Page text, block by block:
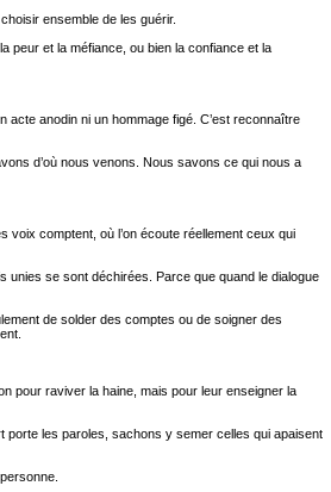
ensemble de les guérir.
peur et la méfiance, ou bien la confiance et la
acte anodin ni un hommage figé. C’est reconnaître
d’où nous venons. Nous savons ce qui nous a
comptent, où l’on écoute réellement ceux qui
unies se sont déchirées. Parce que quand le dialogue
de solder des comptes ou de soigner des
pour raviver la haine, mais pour leur enseigner la
porte les paroles, sachons y semer celles qui apaisent